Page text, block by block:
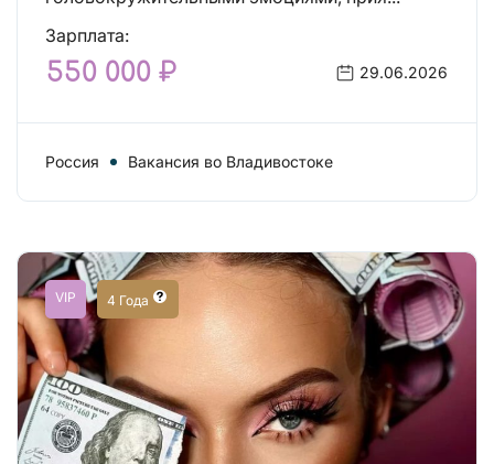
Зарплата:
550 000 ₽ 29.06.2026
Россия Вакансия во Владивостоке
VIP 4 Года